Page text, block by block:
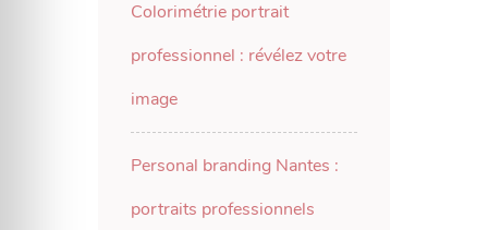
Colorimétrie portrait
professionnel : révélez votre
image
Personal branding Nantes :
portraits professionnels